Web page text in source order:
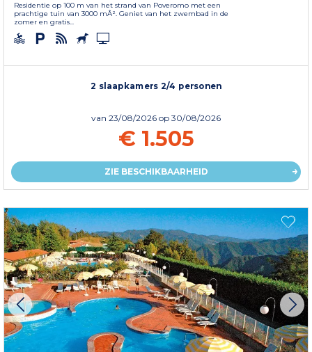
Residentie op 100 m van het strand van Poveromo met een
prachtige tuin van 3000 mÂ². Geniet van het zwembad in de
zomer en gratis...
2 slaapkamers 2/4 personen
van 23/08/2026 op 30/08/2026
€ 1.505
ZIE BESCHIKBAARHEID